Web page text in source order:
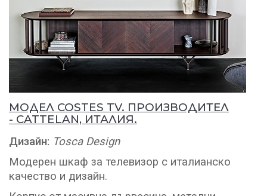
МОДЕЛ COSTES TV. ПРОИЗВОДИТЕЛ
- CATTELAN, ИТАЛИЯ.
Дизайн: Tosca Design
Модерен шкаф за телевизор с италианско
качество и дизайн.